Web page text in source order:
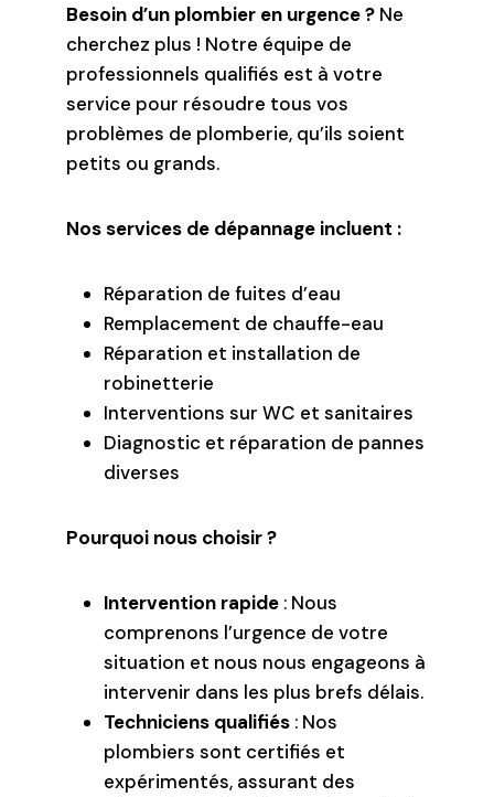
Besoin d’un plombier en urgence ? Ne
cherchez plus ! Notre équipe de
professionnels qualifiés est à votre
service pour résoudre tous vos
problèmes de plomberie, qu’ils soient
petits ou grands.
Nos services de dépannage incluent :
Réparation de fuites d’eau
Remplacement de chauffe-eau
Réparation et installation de
robinetterie
Interventions sur WC et sanitaires
Diagnostic et réparation de pannes
diverses
Pourquoi nous choisir ?
Intervention rapide : Nous
comprenons l’urgence de votre
situation et nous nous engageons à
intervenir dans les plus brefs délais.
Techniciens qualifiés : Nos
plombiers sont certifiés et
expérimentés, assurant des